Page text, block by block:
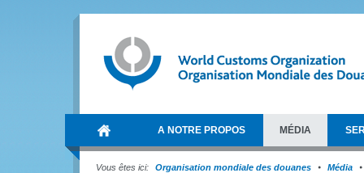
A NOTRE PROPOS MÉDIA
Vous êtes ici: Organisation mondiale des douanes
Média